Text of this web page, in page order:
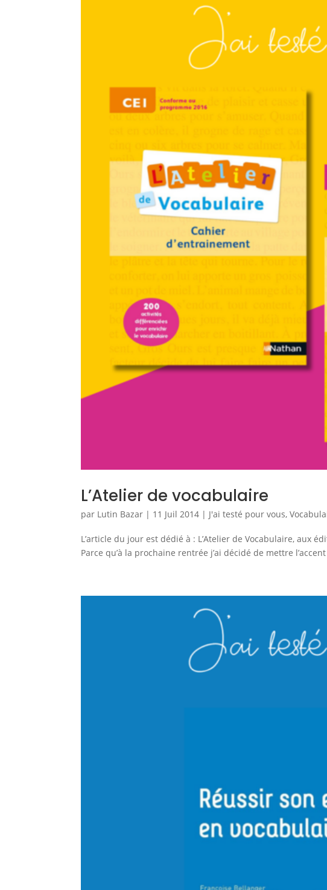
L’Atelier de vocabulaire
par Lutin Bazar | 11 Juil 2014 | J'ai testé pour vous,
L’article du jour est dédié à : L’Atelier de Vocabulaire, aux
Parce qu’à la prochaine rentrée j’ai décidé de mettre